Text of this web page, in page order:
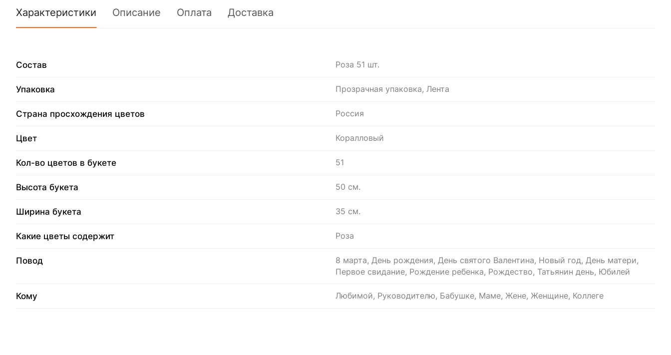
Характеристики Описание Оплата Доставка
Состав Роза 51 шт.
Упаковка Прозрачная упаковка, Лента
Страна просхождения цветов Россия
Цвет Коралловый
Кол-во цветов в букете 51
Высота букета 50 см.
Ширина букета 35 см.
Какие цветы содержит Роза
Повод
8 марта, День рождения, День святого Валентина, Новый год, День матери,
Первое свидание, Рождение ребенка, Рождество, Татьянин день, Юбилей
Кому Любимой, Руководителю, Бабушке, Маме, Жене, Женщине, Коллеге